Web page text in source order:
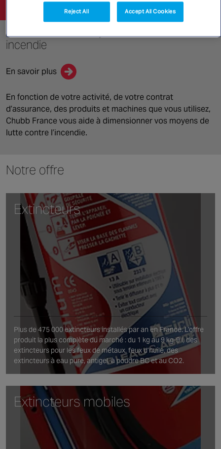
Maintenance des systèmes d’extinction
incendie
En savoir plus
En fonction de votre activité, de votre contrat
d’assurance, des produits et machines que vous utilisez,
Chubb France vous aide à dimensionner vos moyens de
lutte contre l’incendie.
Notre offre
Extincteurs
Plus de 475 000 extincteurs installés par an en France. L’offre
produit la plus complète du marché : du 1 kg au 9 kg-9 l, des
extincteurs pour les feux de métaux, feux d’huile, des
extincteurs à eau pure, antigel, à poudre BC et au CO2.
Extincteurs mobiles
Reject All Accept All Cookies